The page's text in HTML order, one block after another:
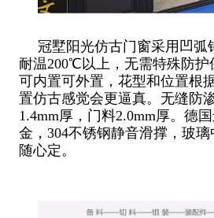
冠墅阳光仿古门窗采用凹弧
耐温200℃以上，无需特殊防护
可内置可外置，花型和位置根
置仿古感觉会更逼真。无缝防
1.4mm厚，门料2.0mm厚。德
金，304不锈钢静音滑撑，玻
随心定。